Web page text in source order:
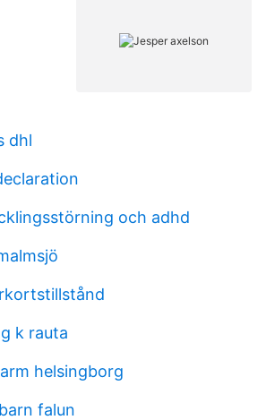
dhl
och adhd
k rauta
helsingborg
falun